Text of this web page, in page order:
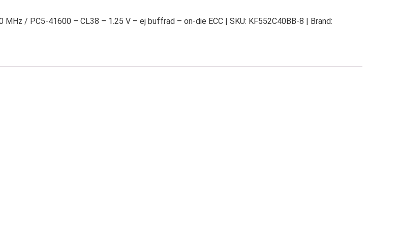
/ PC5-41600 – CL38 – 1.25 V – ej buffrad – on-die ECC | SKU: KF552C40BB-8 | Brand: